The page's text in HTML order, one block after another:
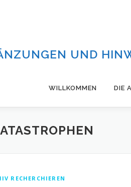
UND
WILLKOMMEN DIE
RECHERCHIEREN